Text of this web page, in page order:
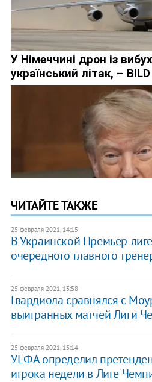
ЧИТАЙТЕ ТАКЖЕ
25 февраля 2021, 14:15
В Украинской Премьер-
очередного главного
25 февраля 2021, 13:58
Гвардиола сравнялся с
выигранных матчей Лиги
25 февраля 2021, 13:14
УЕФА определил
игрока недели в Лиге